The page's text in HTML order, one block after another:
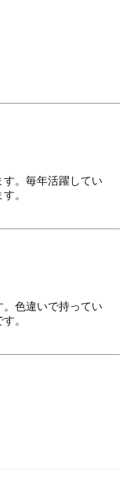
フワ
。毎年活躍してい
。
色違いで持ってい
。